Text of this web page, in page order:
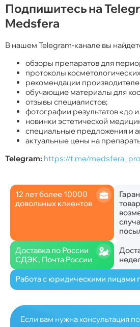
Подпишитесь на
Medsfera
В нашем Telegram-канале вы
обзоры препаратов для
протоколы
рекомендации
обучающие материалы для
отзывы специалистов;
фотографии результатов «до
новинки эстетической
специальные предложения и
актуальные цены на
Telegram: https://t.me/medsfera_pro
12 лет более 10000
довольных клиентов
Доставка по России
СДЭК, Почта России
Работа с юридическими лицами
Если вам нужна консультация